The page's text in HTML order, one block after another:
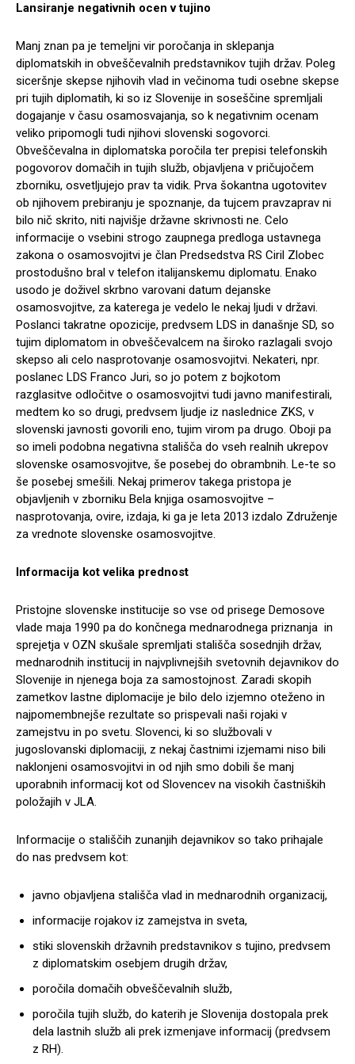
Lansiranje negativnih ocen v tujino
Manj znan pa je temeljni vir poročanja in sklepanja
diplomatskih in obveščevalnih predstavnikov tujih držav. Poleg
siceršnje skepse njihovih vlad in večinoma tudi osebne skepse
pri tujih diplomatih, ki so iz Slovenije in soseščine spremljali
dogajanje v času osamosvajanja, so k negativnim ocenam
veliko pripomogli tudi njihovi slovenski sogovorci.
Obveščevalna in diplomatska poročila ter prepisi telefonskih
pogovorov domačih in tujih služb, objavljena v pričujočem
zborniku, osvetljujejo prav ta vidik. Prva šokantna ugotovitev
ob njihovem prebiranju je spoznanje, da tujcem pravzaprav ni
bilo nič skrito, niti najvišje državne skrivnosti ne. Celo
informacije o vsebini strogo zaupnega predloga ustavnega
zakona o osamosvojitvi je član Predsedstva RS Ciril Zlobec
prostodušno bral v telefon italijanskemu diplomatu. Enako
usodo je doživel skrbno varovani datum dejanske
osamosvojitve, za katerega je vedelo le nekaj ljudi v državi.
Poslanci takratne opozicije, predvsem LDS in današnje SD, so
tujim diplomatom in obveščevalcem na široko razlagali svojo
skepso ali celo nasprotovanje osamosvojitvi. Nekateri, npr.
poslanec LDS Franco Juri, so jo potem z bojkotom
razglasitve odločitve o osamosvojitvi tudi javno manifestirali,
medtem ko so drugi, predvsem ljudje iz naslednice ZKS, v
slovenski javnosti govorili eno, tujim virom pa drugo. Oboji pa
so imeli podobna negativna stališča do vseh realnih ukrepov
slovenske osamosvojitve, še posebej do obrambnih. Le-te so
še posebej smešili. Nekaj primerov takega pristopa je
objavljenih v zborniku Bela knjiga osamosvojitve –
nasprotovanja, ovire, izdaja, ki ga je leta 2013 izdalo Združenje
za vrednote slovenske osamosvojitve.
Informacija kot velika prednost
Pristojne slovenske institucije so vse od prisege Demosove
vlade maja 1990 pa do končnega mednarodnega priznanja in
sprejetja v OZN skušale spremljati stališča sosednjih držav,
mednarodnih institucij in najvplivnejših svetovnih dejavnikov do
Slovenije in njenega boja za samostojnost. Zaradi skopih
zametkov lastne diplomacije je bilo delo izjemno oteženo in
najpomembnejše rezultate so prispevali naši rojaki v
zamejstvu in po svetu. Slovenci, ki so službovali v
jugoslovanski diplomaciji, z nekaj častnimi izjemami niso bili
naklonjeni osamosvojitvi in od njih smo dobili še manj
uporabnih informacij kot od Slovencev na visokih častniških
položajih v JLA.
Informacije o stališčih zunanjih dejavnikov so tako prihajale
do nas predvsem kot:
javno objavljena stališča vlad in mednarodnih organizacij,
informacije rojakov iz zamejstva in sveta,
stiki slovenskih državnih predstavnikov s tujino, predvsem
z diplomatskim osebjem drugih držav,
poročila domačih obveščevalnih služb,
poročila tujih služb, do katerih je Slovenija dostopala prek
dela lastnih služb ali prek izmenjave informacij (predvsem
z RH).